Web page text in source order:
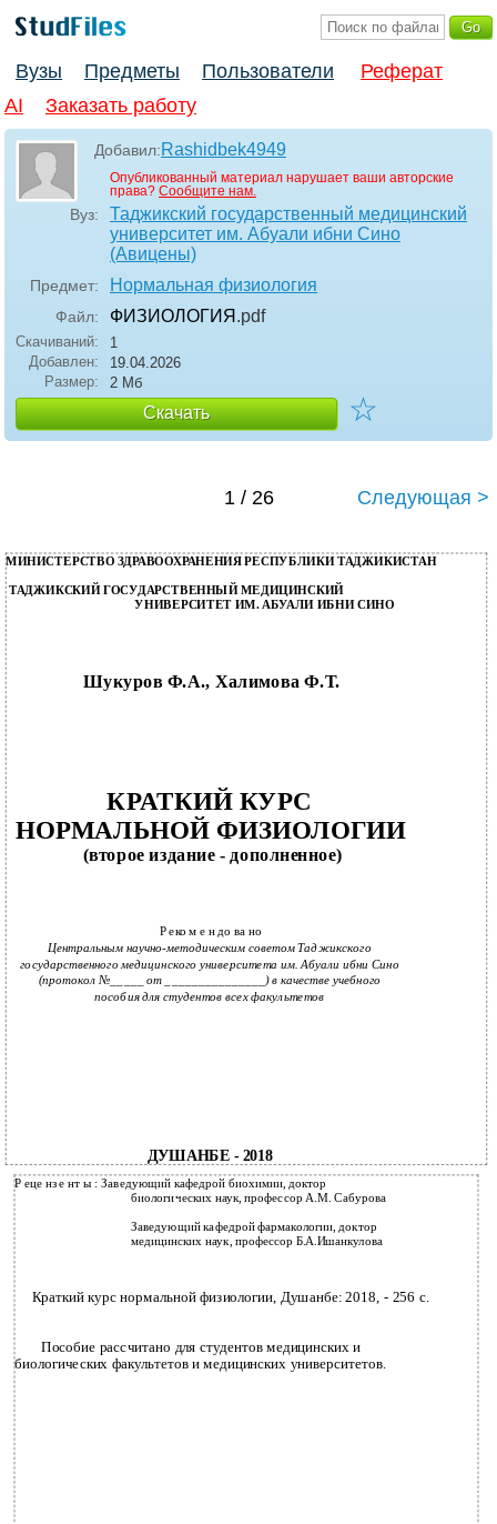
Вузы Предметы Пользователи
Реферат
AI
Заказать работу
Добавил:Rashidbek4949
Опубликованный материал нарушает ваши авторские
права? Сообщите нам.
Вуз:
Таджикский государственный медицинский
университет им. Абуали ибни Сино
(Авицены)
Предмет: Нормальная физиология
Файл: ФИЗИОЛОГИЯ .pdf
Скачиваний:
1
Добавлен:
19.04.2026
Размер:
2 Мб
Скачать ☆
1 / 26 Следующая >
МИНИСТЕРСТВО ЗДРАВООХРАНЕНИЯ РЕСПУБЛИКИ ТАДЖИКИСТАН
ТАДЖИКСКИЙ ГОСУДАРСТВЕННЫЙ МЕДИЦИНСКИЙ
УНИВЕРСИТЕТ ИМ. АБУАЛИ ИБНИ СИНО
Шукуров Ф.А., Халимова Ф.Т.
КРАТКИЙ КУРС
НОРМАЛЬНОЙ ФИЗИОЛОГИИ
(второе издание - дополненное)
Р еко м е н до ва но
Центральным научно-методическим советом Таджикского
государственного медицинского университета им. Абуали ибни Сино
(протокол №_____ от _______________) в качестве учебного
пособия для студентов всех факультетов
ДУШАНБЕ - 2018
Р еце нз е нт ы : Заведующий кафедрой биохимии, доктор
биологических наук, профессор А.М. Сабурова
Заведующий кафедрой фармакологии, доктор
медицинских наук, профессор Б.А.Ишанкулова
Краткий курс нормальной физиологии, Душанбе: 2018, - 256 с.
Пособие рассчитано для студентов медицинских и
биологических факультетов и медицинских университетов.